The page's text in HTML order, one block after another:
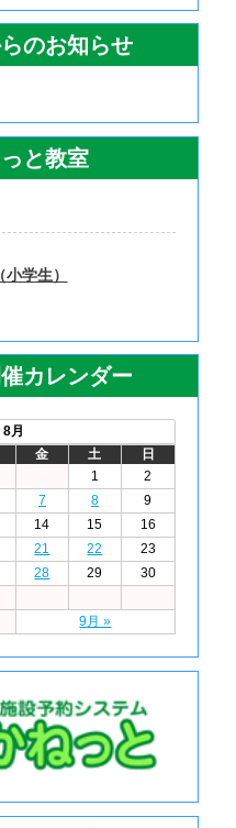
のお知らせ
と教室
学生）
カレンダー
月
金 土
日
1
2
7 8
9
14 15
16
21 22
23
28 29
30
9月 »